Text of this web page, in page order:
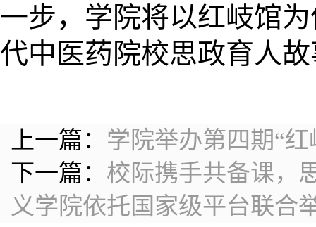
一步，学院将以红岐馆
代中医药院校思政育人
上一篇： 学院举办第四期“
下一篇： 校际携手共备课，
义学院依托国家级平台联合